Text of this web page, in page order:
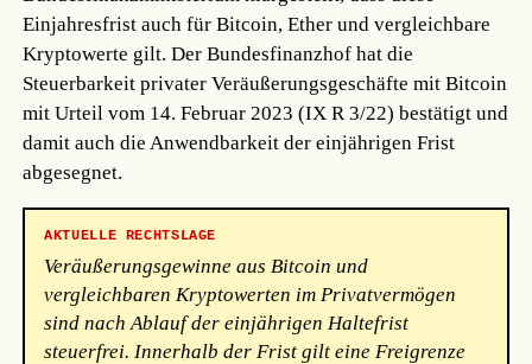
Einjahresfrist auch für Bitcoin, Ether und vergleichbare
Kryptowerte gilt. Der Bundesfinanzhof hat die
Steuerbarkeit privater Veräußerungsgeschäfte mit Bitcoin
mit Urteil vom 14. Februar 2023 (IX R 3/22) bestätigt und
damit auch die Anwendbarkeit der einjährigen Frist
abgesegnet.
AKTUELLE RECHTSLAGE
Veräußerungsgewinne aus Bitcoin und
vergleichbaren Kryptowerten im Privatvermögen
sind nach Ablauf der einjährigen Haltefrist
steuerfrei. Innerhalb der Frist gilt eine Freigrenze